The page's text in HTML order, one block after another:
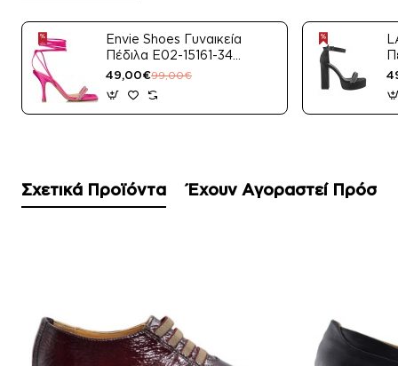
Envie Shoes Γυναικεία
Πέδιλα E02-15161-34
Μαύρο Satin
49,00€99,00€
Σχετικά Προϊόντα Έχουν Αγοραστεί